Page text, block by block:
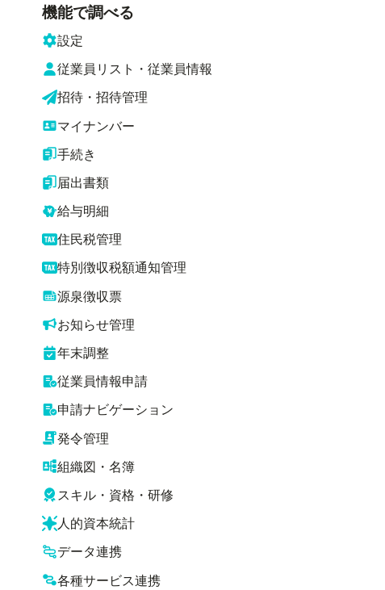
機能で調べる
設定
従業員リスト・従業員情報
招待・招待管理
マイナンバー
手続き
届出書類
給与明細
住民税管理
特別徴収税額通知管理
源泉徴収票
お知らせ管理
年末調整
従業員情報申請
申請ナビゲーション
発令管理
組織図・名簿
スキル・資格・研修
人的資本統計
データ連携
各種サービス連携